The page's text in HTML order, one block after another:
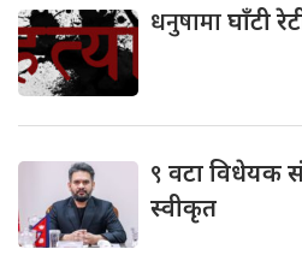
धनुषामाघाँटी
९ वटा विधेयक
स्वीकृत